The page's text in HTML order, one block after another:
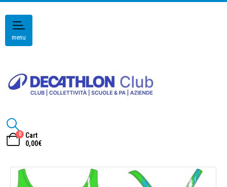
menu
0
Cart
0,00€